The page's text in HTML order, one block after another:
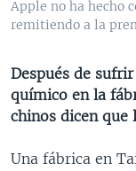
VENEZUELA
NICARAGUA
ECONOMÍA
TECNOLOGÍA
DEPORTES
MULTIMEDIA
FOTOGRAFÍA
AUDIOS
EL MUNDO AL DÍA
FORO
RADIO
AVANCE
DIRECT
Apple no ha hecho
remitiendo a la
Después de
químico en la
chinos dicen que
Una fábrica en